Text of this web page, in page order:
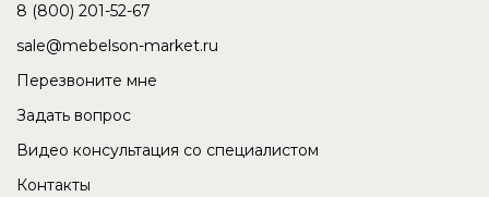
8 (800) 201-52-67
sale@mebelson-market.ru
Перезвоните мне
Задать вопрос
Видео консультация со специалистом
Контакты